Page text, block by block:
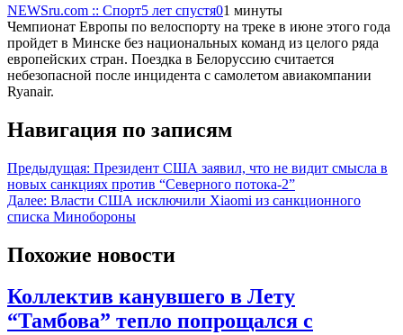
NEWSru.com :: Спорт5 лет спустя01 минуты
Чемпионат Европы по велоспорту на треке в июне этого года
пройдет в Минске без национальных команд из целого ряда
европейских стран. Поездка в Белоруссию считается
небезопасной после инцидента с самолетом авиакомпании
Ryanair.
Навигация по записям
Предыдущая: Президент США заявил, что не видит смысла в
новых санкциях против “Северного потока-2”
Далее: Власти США исключили Xiaomi из санкционного
списка Минобороны
Похожие новости
Коллектив канувшего в Лету
“Тамбова” тепло попрощался с